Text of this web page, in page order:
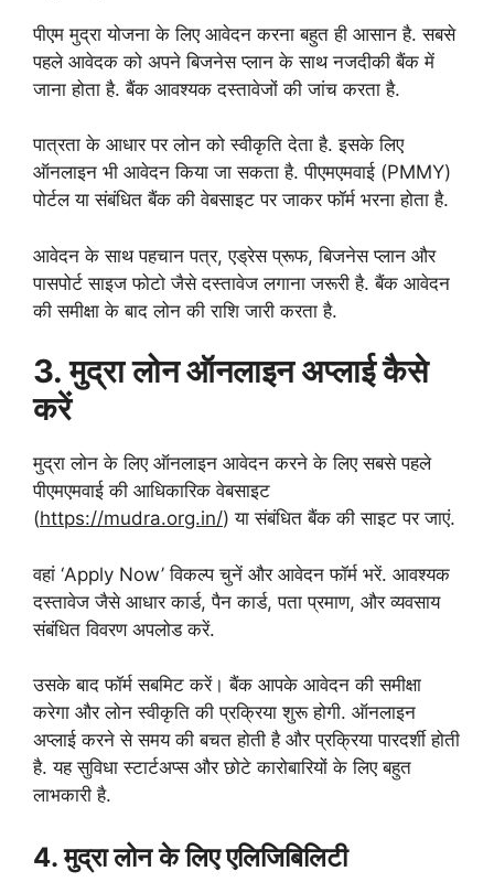
पीएम मुद्रा योजना के लिए आवेदन करना बहुत ही आसान है. सबसे
पहले आवेदक को अपने बिजनेस प्लान के साथ नजदीकी बैंक में
जाना होता है. बैंक आवश्यक दस्तावेजों की जांच करता है.
पात्रता के आधार पर लोन को स्वीकृति देता है. इसके लिए
ऑनलाइन भी आवेदन किया जा सकता है. पीएमएमवाई (PMMY)
पोर्टल या संबंधित बैंक की वेबसाइट पर जाकर फॉर्म भरना होता है.
आवेदन के साथ पहचान पत्र, एड्रेस प्रूफ, बिजनेस प्लान और
पासपोर्ट साइज फोटो जैसे दस्तावेज लगाना जरूरी है. बैंक आवेदन
की समीक्षा के बाद लोन की राशि जारी करता है.
3. मुद्रा लोन ऑनलाइन अप्लाई कैसे
करें
मुद्रा लोन के लिए ऑनलाइन आवेदन करने के लिए सबसे पहले
पीएमएमवाई की आधिकारिक वेबसाइट
(https://mudra.org.in/) या संबंधित बैंक की साइट पर जाएं.
वहां ‘Apply Now’ विकल्प चुनें और आवेदन फॉर्म भरें. आवश्यक
दस्तावेज जैसे आधार कार्ड, पैन कार्ड, पता प्रमाण, और व्यवसाय
संबंधित विवरण अपलोड करें.
उसके बाद फॉर्म सबमिट करें। बैंक आपके आवेदन की समीक्षा
करेगा और लोन स्वीकृति की प्रक्रिया शुरू होगी. ऑनलाइन
अप्लाई करने से समय की बचत होती है और प्रक्रिया पारदर्शी होती
है. यह सुविधा स्टार्टअप्स और छोटे कारोबारियों के लिए बहुत
लाभकारी है.
4. मुद्रा लोन के लिए एलिजिबिलिटी